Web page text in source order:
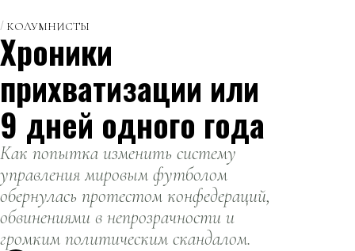
КОЛУМНИСТЫ
Хроники
прихватизации или
9 дней одного года
Как попытка изменить систему
управления мировым футболом
обернулась протестом конфедераций,
обвинениями в непрозрачности и
громким политическим скандалом.